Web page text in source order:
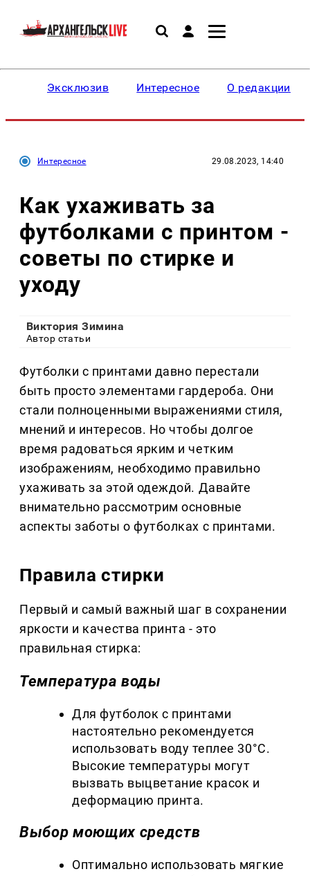
Эксклюзив Интересное О редакции
Интересное 29.08.2023, 14:40
Как ухаживать за
футболками с принтом -
советы по стирке и
уходу
Виктория Зимина
Автор статьи
Футболки с принтами давно перестали
быть просто элементами гардероба. Они
стали полноценными выражениями стиля,
мнений и интересов. Но чтобы долгое
время радоваться ярким и четким
изображениям, необходимо правильно
ухаживать за этой одеждой. Давайте
внимательно рассмотрим основные
аспекты заботы о футболках с принтами.
Правила стирки
Первый и самый важный шаг в сохранении
яркости и качества принта - это
правильная стирка:
Температура воды
Для футболок с принтами
настоятельно рекомендуется
использовать воду теплее 30°C.
Высокие температуры могут
вызвать выцветание красок и
деформацию принта.
Выбор моющих средств
Оптимально использовать мягкие